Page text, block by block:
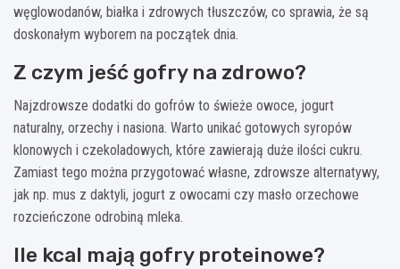
węglowodanów, białka i zdrowych tłuszczów, co sprawia, że są
doskonałym wyborem na początek dnia.
Z czym jeść gofry na zdrowo?
Najzdrowsze dodatki do gofrów to świeże owoce, jogurt
naturalny, orzechy i nasiona. Warto unikać gotowych syropów
klonowych i czekoladowych, które zawierają duże ilości cukru.
Zamiast tego można przygotować własne, zdrowsze alternatywy,
jak np. mus z daktyli, jogurt z owocami czy masło orzechowe
rozcieńczone odrobiną mleka.
Ile kcal mają gofry proteinowe?